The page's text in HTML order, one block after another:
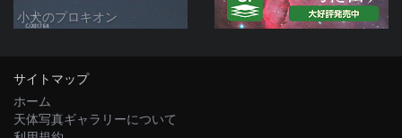
小犬のプロキオン
サイトマップ
ホーム
天体写真ギャラリーについて